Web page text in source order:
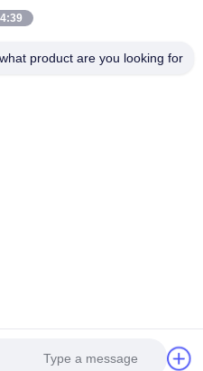
4:39 AM
product are you looking for?